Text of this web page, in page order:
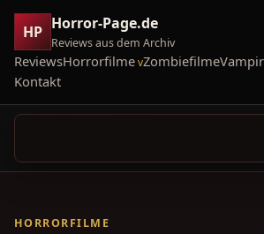
HP Horror-Page.de
Reviews aus dem Archiv
ReviewsHorrorfilme Zombiefilme
Kontakt
HORRORFILME